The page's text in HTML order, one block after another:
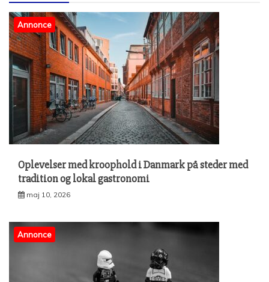
Annonce
Oplevelser med kroophold i Danmark på steder med
tradition og lokal gastronomi
maj 10, 2026
Annonce